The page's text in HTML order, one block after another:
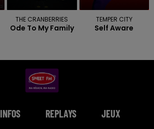
THE CRANBERRIES
Ode To My Family
TEMPER CITY
Self Aware
INFOS REPLAYS JEUX